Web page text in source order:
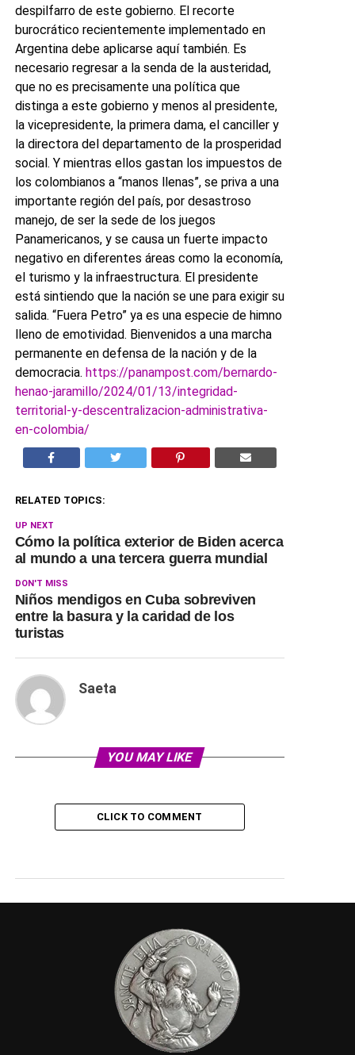
despilfarro de este gobierno. El recorte
burocrático recientemente implementado en
Argentina debe aplicarse aquí también. Es
necesario regresar a la senda de la austeridad,
que no es precisamente una política que
distinga a este gobierno y menos al presidente,
la vicepresidente, la primera dama, el canciller y
la directora del departamento de la prosperidad
social. Y mientras ellos gastan los impuestos de
los colombianos a “manos llenas”, se priva a una
importante región del país, por desastroso
manejo, de ser la sede de los juegos
Panamericanos, y se causa un fuerte impacto
negativo en diferentes áreas como la economía,
el turismo y la infraestructura. El presidente
está sintiendo que la nación se une para exigir su
salida. “Fuera Petro” ya es una especie de himno
lleno de emotividad. Bienvenidos a una marcha
permanente en defensa de la nación y de la
democracia. https://panampost.com/bernardo-
henao-jaramillo/2024/01/13/integridad-
territorial-y-descentralizacion-administrativa-
en-colombia/
RELATED TOPICS:
UP NEXT
Cómo la política exterior de Biden acerca
al mundo a una tercera guerra mundial
DON'T MISS
Niños mendigos en Cuba sobreviven
entre la basura y la caridad de los
turistas
Saeta
YOU MAY LIKE
CLICK TO COMMENT